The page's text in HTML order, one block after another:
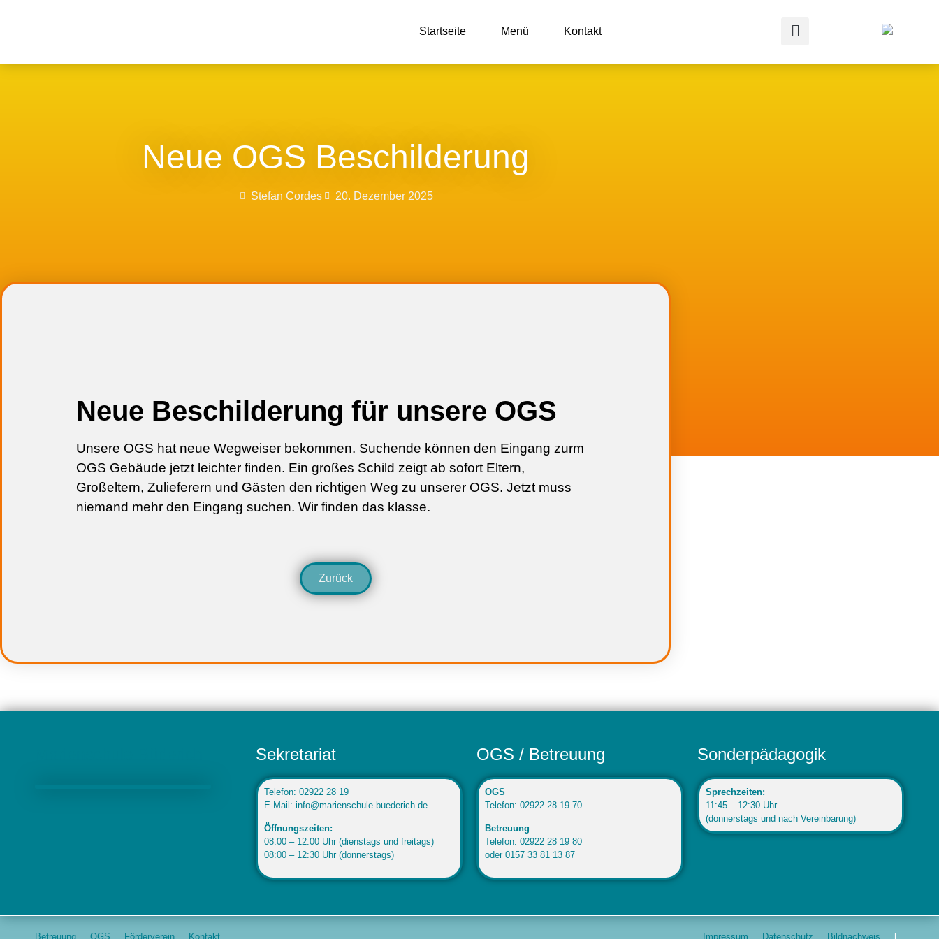
Startseite Menü Kontakt
Neue OGS Beschilderung
Stefan Cordes 20. Dezember 2025
Neue Beschilderung für unsere OGS
Unsere OGS hat neue Wegweiser bekommen. Suchende können den Eingang zurm
OGS Gebäude jetzt leichter finden. Ein großes Schild zeigt ab sofort Eltern,
Großeltern, Zulieferern und Gästen den richtigen Weg zu unserer OGS. Jetzt muss
niemand mehr den Eingang suchen. Wir finden das klasse.
Zurück
Sekretariat
Telefon: 02922 28 19
E-Mail: info@marienschule-buederich.de
Öffnungszeiten:
08:00 – 12:00 Uhr (dienstags und freitags)
08:00 – 12:30 Uhr (donnerstags)
OGS / Betreuung
OGS
Telefon: 02922 28 19 70
Betreuung
Telefon: 02922 28 19 80
oder 0157 33 81 13 87
Sonderpädagogik
Sprechzeiten:
11:45 – 12:30 Uhr
(donnerstags und nach Vereinbarung)
Betreuung OGS Förderverein Kontakt Impressum Datenschutz Bildnachweis [